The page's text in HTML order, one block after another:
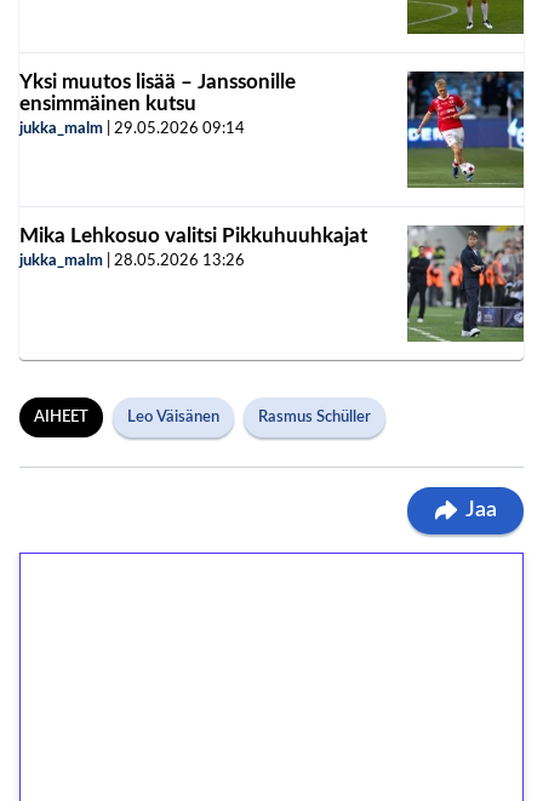
Yksi muutos lisää – Janssonille
ensimmäinen kutsu
jukka_malm 29.05.2026 09:14
Mika Lehkosuo valitsi Pikkuhuuhkajat
jukka_malm 28.05.2026 13:26
AIHEET Leo Väisänen Rasmus Schüller
Jaa